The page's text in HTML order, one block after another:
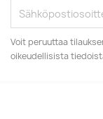
Voit peruuttaa
oikeudellisista